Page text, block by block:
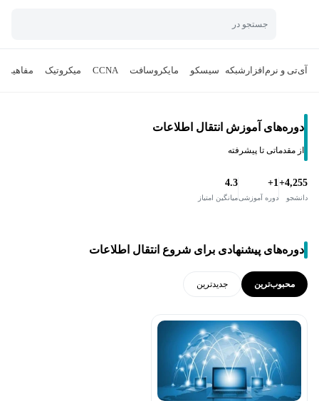
جستجو در
آی‌تی و نرم‌افزار شبکه سیسکو مایکروسافت CCNA میکروتیک مفاهیم
دوره‌های آموزش انتقال اطلاعات
از مقدماتی تا پیشرفته
4,255+
دانشجو
1+
دوره آموزشی
4.3
میانگین امتیاز
دوره‌های پیشنهادی برای شروع انتقال اطلاعات
محبوب‌ترین جدید‌ترین